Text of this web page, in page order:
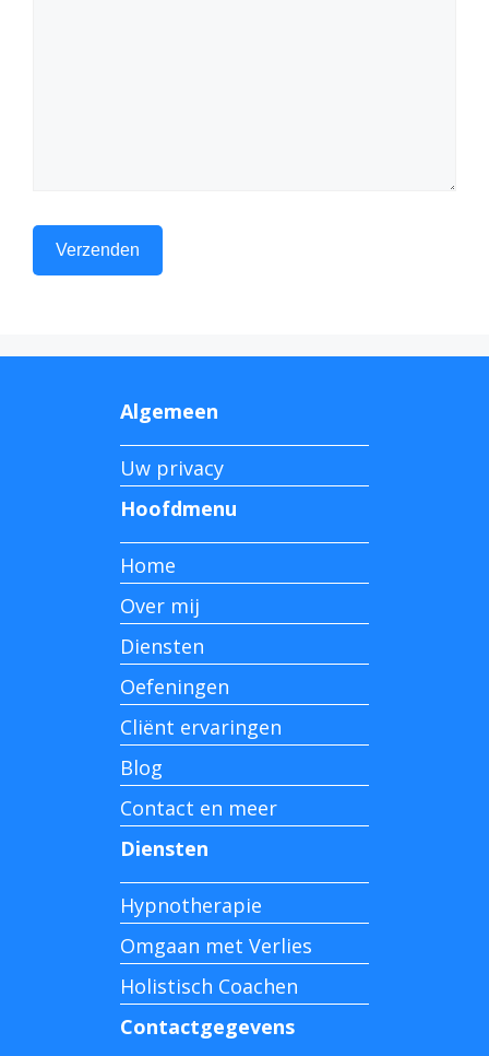
Algemeen
Uw privacy
Hoofdmenu
Home
Over mij
Diensten
Oefeningen
Cliënt ervaringen
Blog
Contact en meer
Diensten
Hypnotherapie
Omgaan met Verlies
Holistisch Coachen
Contactgegevens